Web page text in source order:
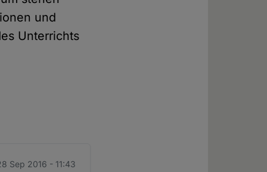
und
Unterrichts
Sep 2016 - 11:43